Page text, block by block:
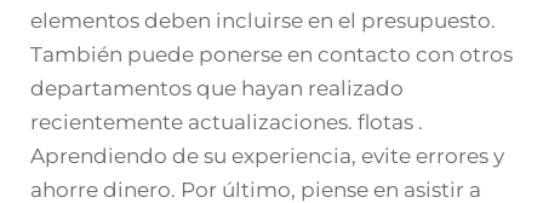
elementos deben incluirse en el presupuesto.
También puede ponerse en contacto con otros
departamentos que hayan realizado
recientemente actualizaciones. flotas .
Aprendiendo de su experiencia, evite errores y
ahorre dinero. Por último, piense en asistir a